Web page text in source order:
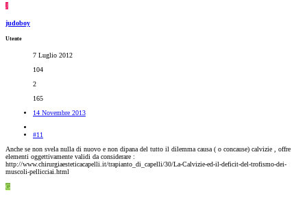
J
judoboy
Utente
7 Luglio 2012
104
2
165
14 Novembre 2013
#11
Anche se non svela nulla di nuovo e non dipana del tutto il dilemma causa ( o concause) calvizie , offre
elementi oggettivamente validi da considerare :
http://www.chirurgiaesteticacapelli.it/trapianto_di_capelli/30/La-Calvizie-ed-il-deficit-del-trofismo-dei-
muscoli-pellicciai.html
G